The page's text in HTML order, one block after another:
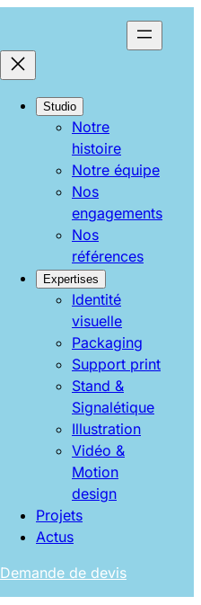
Studio
Notre
histoire
Notre équipe
Nos
engagements
Nos
références
Expertises
Identité
visuelle
Packaging
Support print
Stand &
Signalétique
Illustration
Vidéo &
Motion
design
Projets
Actus
Demande de devis